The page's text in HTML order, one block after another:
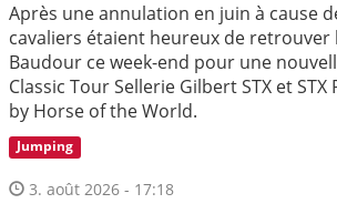
Après une annulation en juin à cause
cavaliers étaient heureux de retrouver
Baudour ce week-end pour une
Classic Tour Sellerie Gilbert STX et
by Horse of the World.
Jumping
3. août 2026 - 17:18